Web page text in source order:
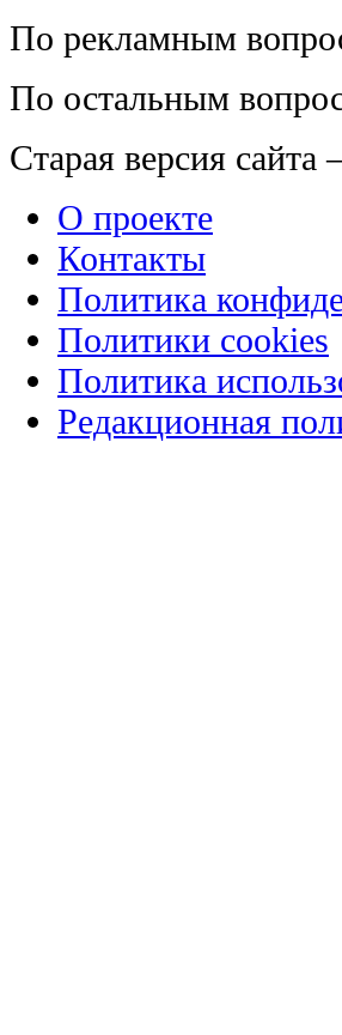
По рекламным
По остальным
Старая версия
О проекте
Контакты
Политика
Политики cookies
Политика
Редакционная